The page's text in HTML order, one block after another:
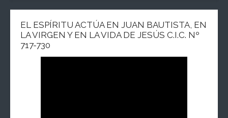
EL ESPÍRITU ACTÚA EN JUAN BAUTISTA, EN
LA VIRGEN Y EN LA VIDA DE JESÚS C.I.C. Nº
717-730